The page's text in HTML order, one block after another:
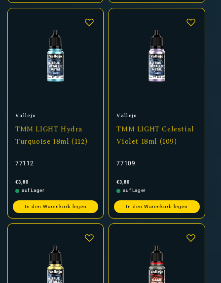
Anbieter:
Vallejo
TMM LIGHT Hydra
Turquoise 18ml (112)
77112
Normaler
Preis
€3,80
auf Lager
In den Warenkorb legen
Anbieter:
Vallejo
TMM LIGHT Celestial
Violet 18ml (109)
77109
Normaler
Preis
€3,80
auf Lager
In den Warenkorb legen